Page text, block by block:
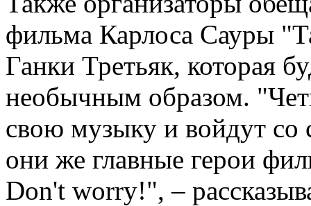
фильма Карлоса Сауры
Ганки Третьяк, которая
необычным образом.
свою музыку и войдут со
они же главные герои
Don't worry!", –